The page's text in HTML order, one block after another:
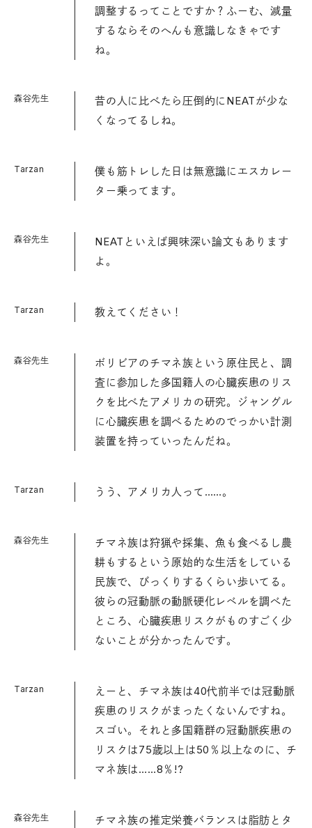
調整するってことですか？ふーむ、減量
するならそのへんも意識しなきゃです
ね。
森谷先生
昔の人に比べたら圧倒的にNEATが少な
くなってるしね。
Tarzan
僕も筋トレした日は無意識にエスカレー
ター乗ってます。
森谷先生
NEATといえば興味深い論文もあります
よ。
Tarzan 教えてください！
森谷先生
ボリビアのチマネ族という原住民と、調
査に参加した多国籍人の心臓疾患のリス
クを比べたアメリカの研究。ジャングル
に心臓疾患を調べるためのでっかい計測
装置を持っていったんだね。
Tarzan うう、アメリカ人って……。
森谷先生
チマネ族は狩猟や採集、魚も食べるし農
耕もするという原始的な生活をしている
民族で、びっくりするくらい歩いてる。
彼らの冠動脈の動脈硬化レベルを調べた
ところ、心臓疾患リスクがものすごく少
ないことが分かったんです。
Tarzan
えーと、チマネ族は40代前半では冠動脈
疾患のリスクがまったくないんですね。
スゴい。それと多国籍群の冠動脈疾患の
リスクは75歳以上は50％以上なのに、チ
マネ族は……8％!?
森谷先生
チマネ族の推定栄養バランスは脂肪とタ